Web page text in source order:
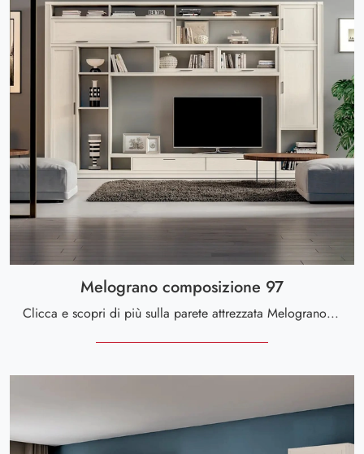
Melograno composizione 97
Clicca e scopri di più sulla parete attrezzata Melograno composizione 97 della marca Le Fablier: è la soluzione dalle linee moderne perfetta per te.